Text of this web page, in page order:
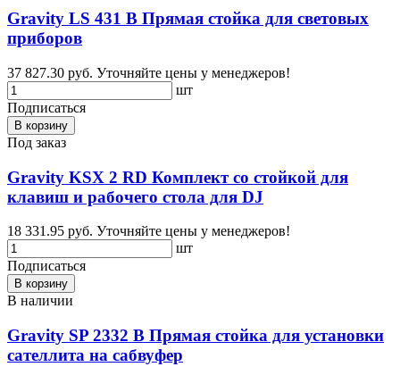
Gravity LS 431 B Прямая стойка для световых
приборов
37 827.30 руб. Уточняйте цены у менеджеров!
шт
Подписаться
В корзину
Под заказ
Gravity KSX 2 RD Комплект со стойкой для
клавиш и рабочего стола для DJ
18 331.95 руб. Уточняйте цены у менеджеров!
шт
Подписаться
В корзину
В наличии
Gravity SP 2332 B Прямая стойка для установки
сателлита на сабвуфер